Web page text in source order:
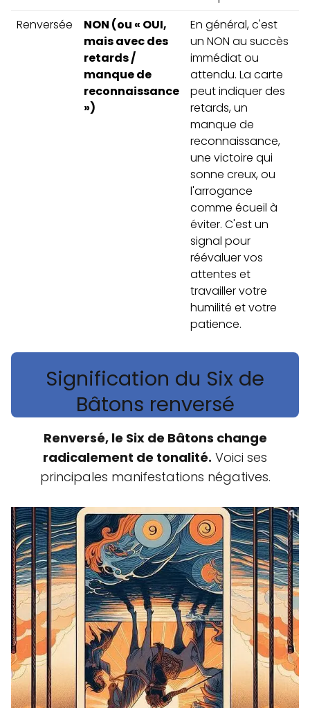
Renversée
NON (ou « OUI,
mais avec des
retards /
manque de
reconnaissance
»)
En général, c'est
un NON au succès
immédiat ou
attendu. La carte
peut indiquer des
retards, un
manque de
reconnaissance,
une victoire qui
sonne creux, ou
l'arrogance
comme écueil à
éviter. C'est un
signal pour
réévaluer vos
attentes et
travailler votre
humilité et votre
patience.
Signification du Six de
Bâtons renversé
Renversé, le Six de Bâtons change
radicalement de tonalité. Voici ses
principales manifestations négatives.